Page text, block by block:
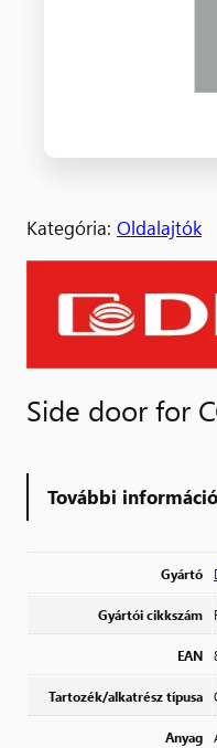
Kategória: Oldalajtók
Side door for
További
Gyártó
Gyártói cikkszám
EAN
Tartozék/alkatrész típusa
Anyag